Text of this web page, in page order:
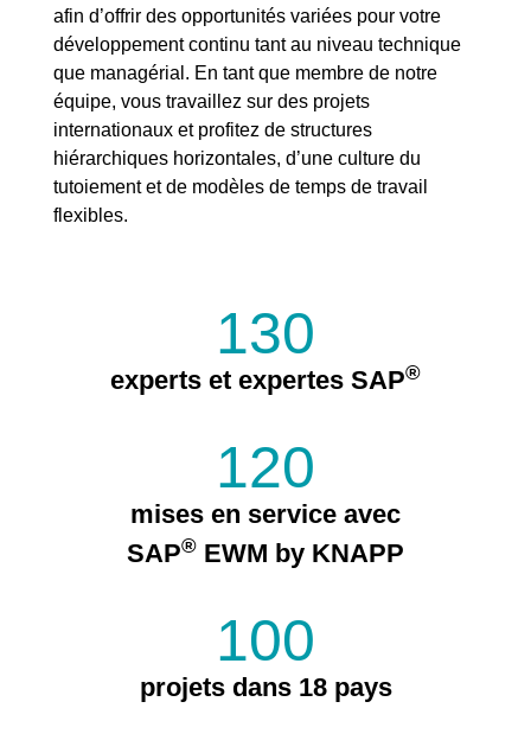
afin d’offrir des opportunités variées pour votre
développement continu tant au niveau technique
que managérial. En tant que membre de notre
équipe, vous travaillez sur des projets
internationaux et profitez de structures
hiérarchiques horizontales, d’une culture du
tutoiement et de modèles de temps de travail
flexibles.
130
experts et expertes SAP®
120
mises en service avec
SAP® EWM by KNAPP
100
projets dans 18 pays